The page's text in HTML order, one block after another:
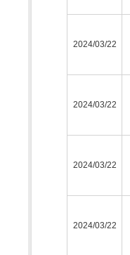
2024/03/22
2024/03/22
2024/03/22
2024/03/22